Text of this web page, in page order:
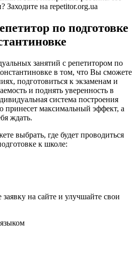
Заходите на repetitor.org.ua
по подготовке
занятий с репетитором по
в том, что Вы сможете
подготовиться к экзаменам и
и поднять уверенность в
система построения
принесет максимальный эффект, а
ждать.
выбрать, где будет проводиться
к школе:
на сайте и улучшайте свои